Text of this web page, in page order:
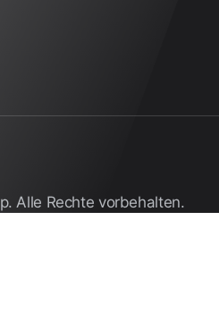
Alle Rechte vorbehalten.